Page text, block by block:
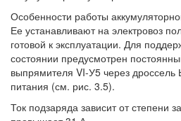
Особенности работы
Ее устанавливают на электровоз
готовой к эксплуатации. Для
состоянии предусмотрен
выпрямителя VI-У5 через дроссель
питания (см. рис. 3.5).
Ток подзаряда зависит от степени